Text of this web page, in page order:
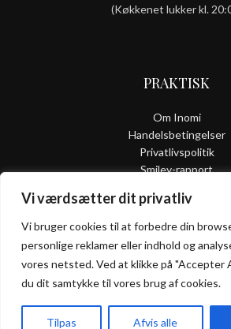
Vi værdsætter dit privatliv
Vi bruger cookies til at forbedre din
personlige reklamer eller indhold og
vores netsted. Ved at klikke på "Accepter
du dit samtykke til vores brug af cookies.
Tilpas Afvis alle
(Køkkenet lukker kl.
PRAKTISK
Om Inomi
Handelsbetingelser
Privatlivspolitik
Smiley-rapport
ALLERGI
INFORMATION
Kontakt os hvis du har spørgsmål vedr.